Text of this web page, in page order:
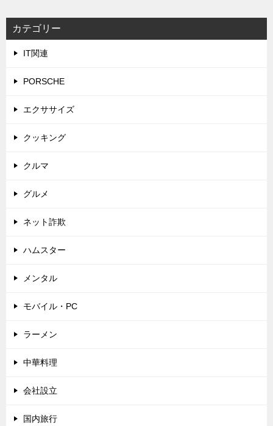
カテゴリー
IT関連
PORSCHE
エクササイズ
クッキング
クルマ
グルメ
ネット詐欺
ハムスター
メンタル
モバイル・PC
ラーメン
中華料理
会社設立
国内旅行